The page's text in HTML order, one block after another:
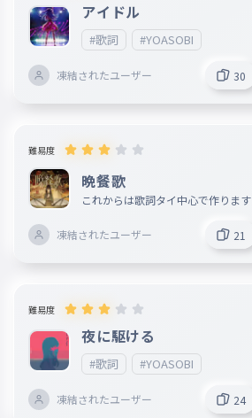
アイドル
#歌詞 #YOASOBI
凍結されたユーザー 30
難易度
晩餐歌
これからは歌詞タイ中心で作ります
凍結されたユーザー 21
難易度
夜に駆ける
#歌詞 #YOASOBI
凍結されたユーザー 24